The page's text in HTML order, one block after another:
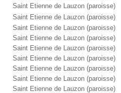
Saint Etienne de Lauzon (paroisse)
Saint Etienne de Lauzon (paroisse)
Saint Etienne de Lauzon (paroisse)
Saint Etienne de Lauzon (paroisse)
Saint Etienne de Lauzon (paroisse)
Saint Etienne de Lauzon (paroisse)
Saint Etienne de Lauzon (paroisse)
Saint Etienne de Lauzon (paroisse)
Saint Etienne de Lauzon (paroisse)